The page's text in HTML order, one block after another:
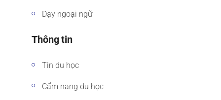
Dạy ngoại ngữ
Thông tin
Tin du học
Cẩm nang du học